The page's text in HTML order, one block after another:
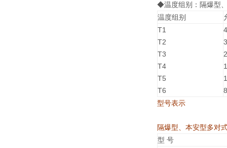
◆温度组别：隔爆型
温度组别
T1
T2
T3
T4
T5
T6
型号表示
隔爆型、本安型多对
型 号